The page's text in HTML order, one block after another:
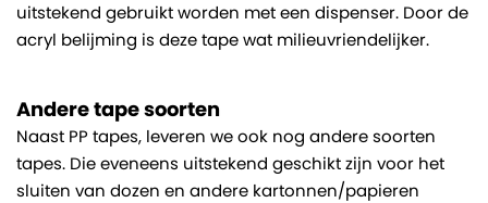
uitstekend gebruikt worden met een dispenser. Door de
acryl belijming is deze tape wat milieuvriendelijker.
Andere tape soorten
Naast PP tapes, leveren we ook nog andere soorten
tapes. Die eveneens uitstekend geschikt zijn voor het
sluiten van dozen en andere kartonnen/papieren